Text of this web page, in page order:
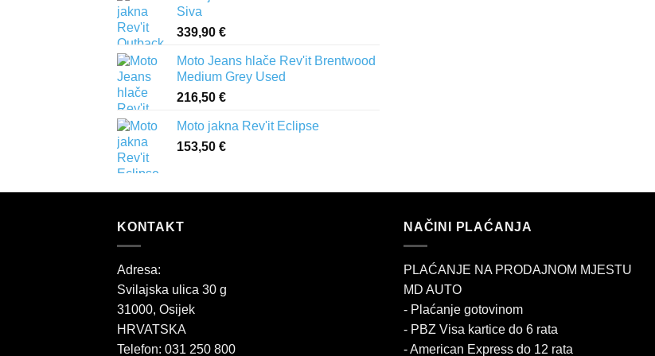
Siva
339,90 €
Moto Jeans hlače Rev'it Brentwood
Medium Grey Used
216,50 €
Moto jakna Rev'it Eclipse
153,50 €
KONTAKT
Adresa:
Svilajska ulica 30 g
31000, Osijek
HRVATSKA
Telefon: 031 250 800
NAČINI PLAĆANJA
PLAĆANJE NA PRODAJNOM MJESTU
MD AUTO
- Plaćanje gotovinom
- PBZ Visa kartice do 6 rata
- American Express do 12 rata